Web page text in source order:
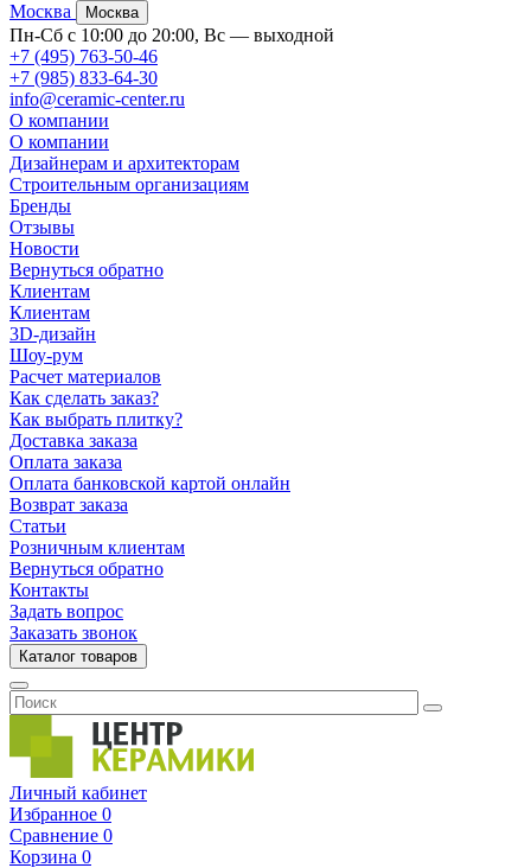
Москва
Москва
Пн-Сб с 10:00 до 20:00, Вс — выходной
+7 (495) 763-50-46
+7 (985) 833-64-30
info@ceramic-center.ru
О компании
О компании
Дизайнерам и архитекторам
Строительным организациям
Бренды
Отзывы
Новости
Вернуться обратно
Клиентам
Клиентам
3D-дизайн
Шоу-рум
Расчет материалов
Как сделать заказ?
Как выбрать плитку?
Доставка заказа
Оплата заказа
Оплата банковской картой онлайн
Возврат заказа
Статьи
Розничным клиентам
Вернуться обратно
Контакты
Задать вопрос
Заказать звонок
Каталог товаров
Личный кабинет
Избранное 0
Сравнение 0
Корзина 0